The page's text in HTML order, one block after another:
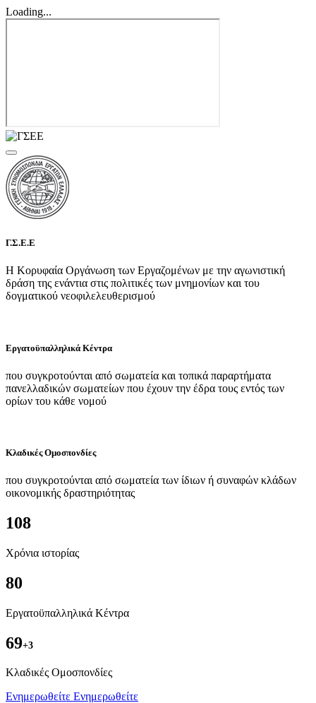
Loading...
Γ.Σ.Ε.Ε
Η Κορυφαία Οργάνωση των Εργαζομένων με την αγωνιστική
δράση της ενάντια στις πολιτικές των μνημονίων και του
δογματικού νεοφιλελευθερισμού
Εργατοϋπαλληλικά Κέντρα
που συγκροτούνται από σωματεία και τοπικά παραρτήματα
πανελλαδικών σωματείων που έχουν την έδρα τους εντός των
ορίων του κάθε νομού
Κλαδικές Ομοσπονδίες
που συγκροτούνται από σωματεία των ίδιων ή συναφών κλάδων
οικονομικής δραστηριότητας
108
Χρόνια ιστορίας
80
Εργατοϋπαλληλικά Κέντρα
69+3
Kλαδικές Ομοσπονδίες
Ενημερωθείτε Ενημερωθείτε